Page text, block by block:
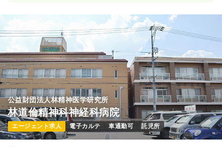
公益財団法人林精神医学研究所
林道倫精神科神経科病院
エージェント求人 電子カルテ 車通勤可 託児所